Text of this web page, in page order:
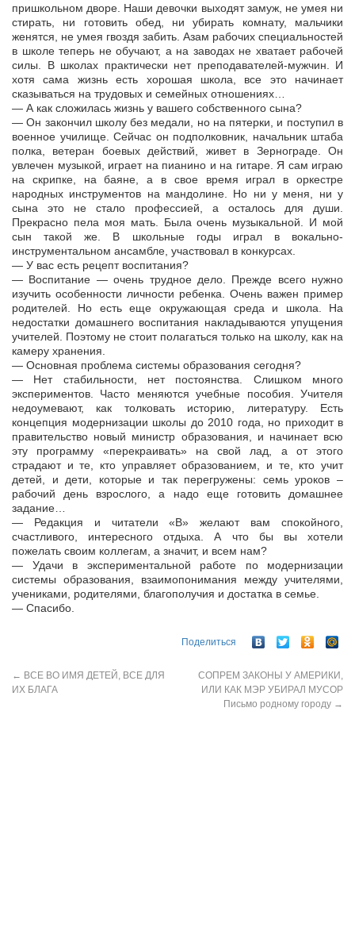
пришкольном дворе. Наши девочки выходят замуж, не умея ни
стирать, ни готовить обед, ни убирать комнату, мальчики
женятся, не умея гвоздя забить. Азам рабочих специальностей
в школе теперь не обучают, а на заводах не хватает рабочей
силы. В школах практически нет преподавателей-мужчин. И
хотя сама жизнь есть хорошая школа, все это начинает
сказываться на трудовых и семейных отношениях…
— А как сложилась жизнь у вашего собственного сына?
— Он закончил школу без медали, но на пятерки, и поступил в
военное училище. Сейчас он подполковник, начальник штаба
полка, ветеран боевых действий, живет в Зернограде. Он
увлечен музыкой, играет на пианино и на гитаре. Я сам играю
на скрипке, на баяне, а в свое время играл в оркестре
народных инструментов на мандолине. Но ни у меня, ни у
сына это не стало профессией, а осталось для души.
Прекрасно пела моя мать. Была очень музыкальной. И мой
сын такой же. В школьные годы играл в вокально-
инструментальном ансамбле, участвовал в конкурсах.
— У вас есть рецепт воспитания?
— Воспитание — очень трудное дело. Прежде всего нужно
изучить особенности личности ребенка. Очень важен пример
родителей. Но есть еще окружающая среда и школа. На
недостатки домашнего воспитания накладываются упущения
учителей. Поэтому не стоит полагаться только на школу, как на
камеру хранения.
— Основная проблема системы образования сегодня?
— Нет стабильности, нет постоянства. Слишком много
экспериментов. Часто меняются учебные пособия. Учителя
недоумевают, как толковать историю, литературу. Есть
концепция модернизации школы до 2010 года, но приходит в
правительство новый министр образования, и начинает всю
эту программу «перекраивать» на свой лад, а от этого
страдают и те, кто управляет образованием, и те, кто учит
детей, и дети, которые и так перегружены: семь уроков –
рабочий день взрослого, а надо еще готовить домашнее
задание…
— Редакция и читатели «В» желают вам спокойного,
счастливого, интересного отдыха. А что бы вы хотели
пожелать своим коллегам, а значит, и всем нам?
— Удачи в экспериментальной работе по модернизации
системы образования, взаимопонимания между учителями,
учениками, родителями, благополучия и достатка в семье.
— Спасибо.
Поделиться
← ВСЕ ВО ИМЯ ДЕТЕЙ, ВСЕ ДЛЯ
ИХ БЛАГА
СОПРЕМ ЗАКОНЫ У АМЕРИКИ,
ИЛИ КАК МЭР УБИРАЛ МУСОР
Письмо родному городу →